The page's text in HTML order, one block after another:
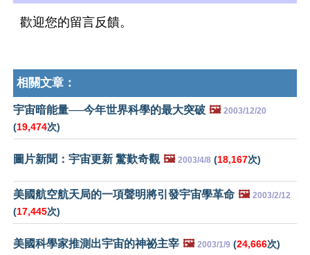
歡迎您的留言反饋。
相關文章：
宇宙暗能量──今年世界科學的最大突破 🖼️ 2003/12/20
(19,474次)
圖片新聞：宇宙更新 驚歎奇觀 🖼️ 2003/4/8 (18,167次)
美國航空航天局的一項聲明將引發宇宙學革命 🖼️ 2003/2/12
(17,445次)
美國科學家推測出宇宙的神祕主宰 🖼️ 2003/1/9 (24,666次)